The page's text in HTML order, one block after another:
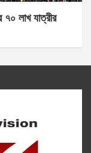
৭০ লাখ যাত্রীর